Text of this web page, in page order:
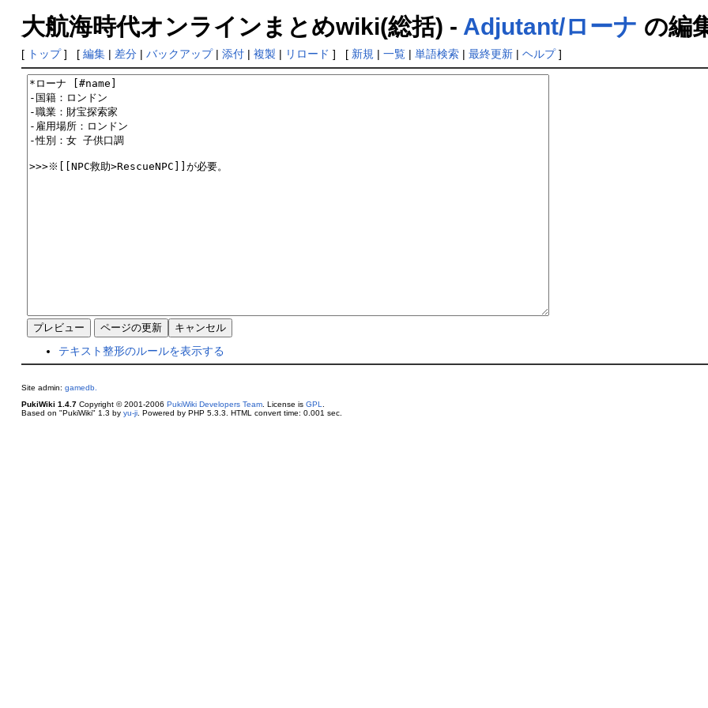
大航海時代オンラインまとめwiki(総括) - Adjutant/ローナ の編
[ トップ] [ 編集| 差分| バックアップ| 添付| 複製 | リロード ] [ 新規 | 一覧| 単語検索| 最終更新| ヘルプ]
テキスト整形のルールを表示する
Site admin: gamedb.
PukiWiki 1.4.7Copyright © 2001-2006 PukiWiki Developers Team. License is GPL
Based on "PukiWiki" 1.3 by yu-ji. Powered by PHP 5.3.3. HTML convert time: 0.001 sec.